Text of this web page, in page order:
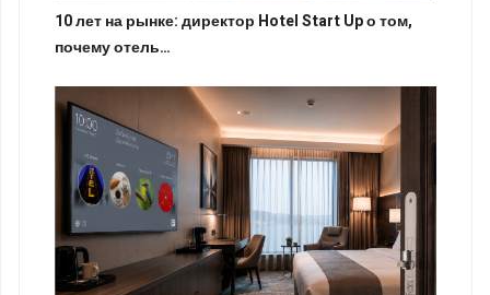
10 лет на рынке: директор Hotel Start Up о том,
почему отель…